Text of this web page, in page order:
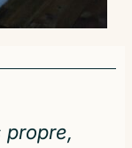
propre,